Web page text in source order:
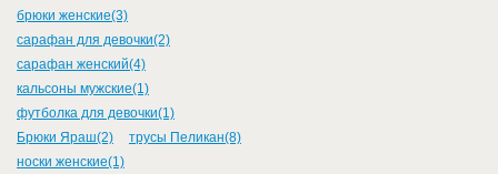
брюки женские(3)
сарафан для девочки(2)
сарафан женский(4)
кальсоны мужские(1)
футболка для девочки(1)
Брюки Яраш(2)
трусы Пеликан(8)
носки женские(1)